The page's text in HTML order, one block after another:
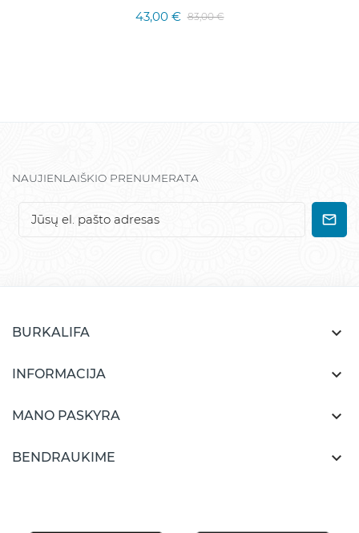
43,00 € 83,00 €
NAUJIENLAIŠKIO PRENUMERATA
BURKALIFA 
INFORMACIJA 
MANO PASKYRA 
BENDRAUKIME 